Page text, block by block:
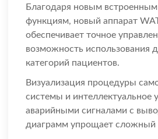
Благодаря новым
функциям, новый аппарат
обеспечивает точное
возможность использования
категорий пациентов.
Визуализация процедуры
системы и интеллектуальное
аварийными сигналами с
диаграмм упрощает сложный